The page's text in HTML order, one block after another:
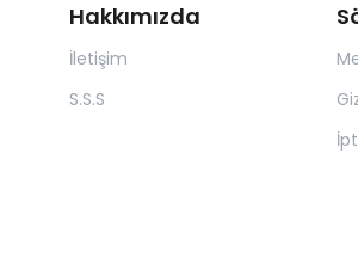
Hakkımızda
İletişim
S.S.S